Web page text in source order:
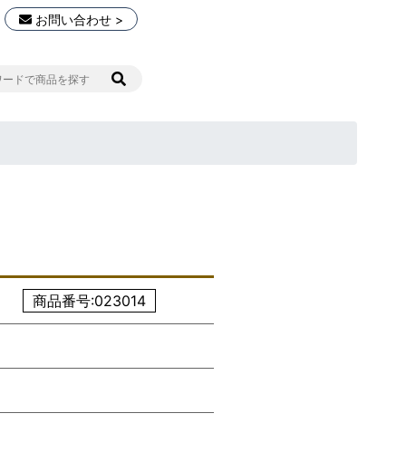
お問い合わせ >
商品番号:023014